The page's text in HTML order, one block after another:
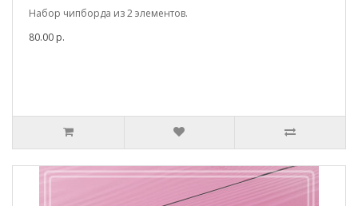
Набор чипборда из 2 элементов.
80.00 р.